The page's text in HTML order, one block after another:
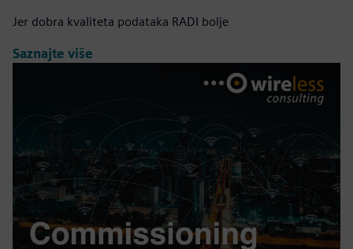
Jer dobra kvaliteta podataka RADI bolje
Saznajte više